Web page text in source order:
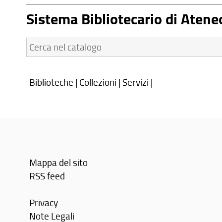
Sistema Bibliotecario di
Cerca
nel
Biblioteche | Collezioni | Servizi |
Mappa del sito
RSS feed
Privacy
Note Legali